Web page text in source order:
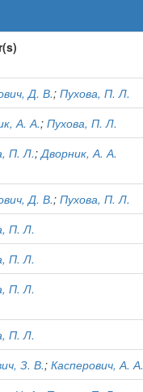
Д. В.; Пухова, П. Л.
А. А.; Пухова, П. Л.
П. Л.;Дворник, А. А.
Д. В.; Пухова, П. Л.
П. Л.
П. Л.
П. Л.
П. Л.
З. В.; Касперович, А. А.